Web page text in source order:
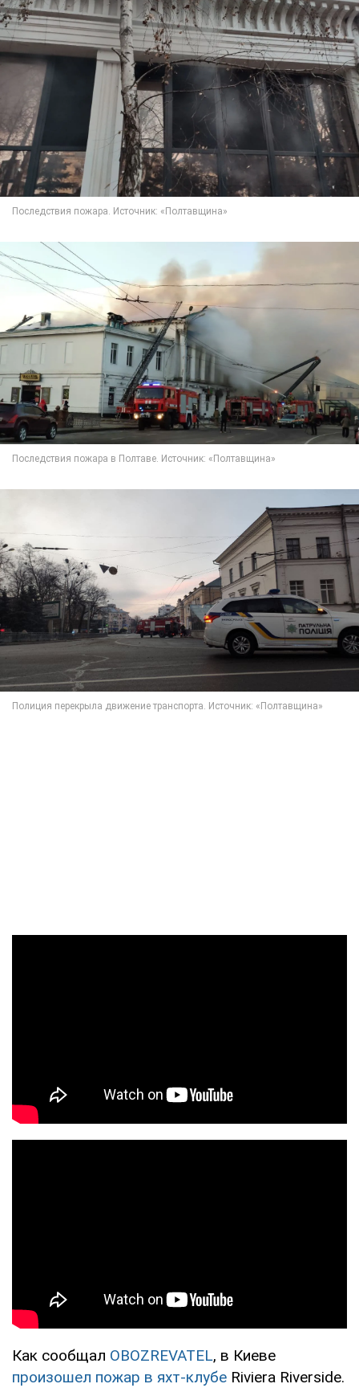
Как сообщал OBOZREVATEL, в Киеве
произошел пожар в яхт-клубе Riviera Riverside.